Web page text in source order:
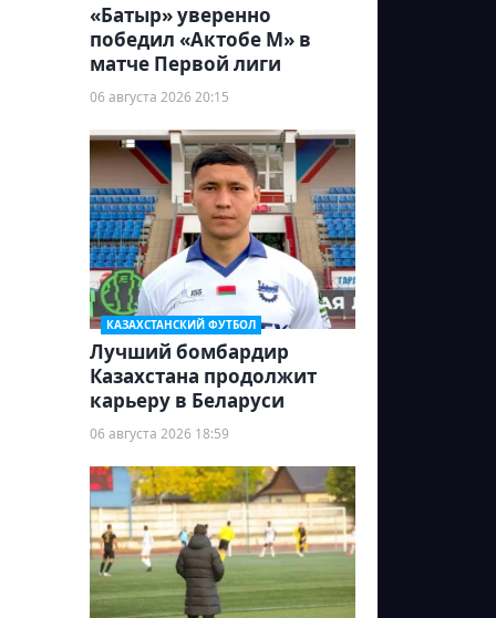
«Батыр» уверенно
победил «Актобе М» в
матче Первой лиги
06 августа 2026 20:15
КАЗАХСТАНСКИЙ ФУТБОЛ
Лучший бомбардир
Казахстана продолжит
карьеру в Беларуси
06 августа 2026 18:59